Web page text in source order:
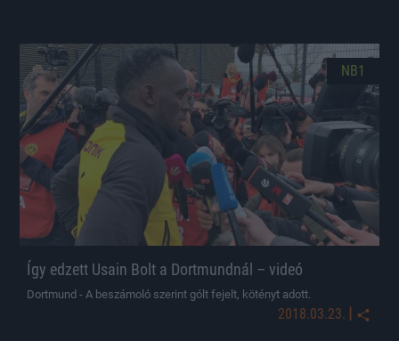
NB1
Így edzett Usain Bolt a Dortmundnál – videó
Dortmund - A beszámoló szerint gólt fejelt, kötényt adott.
2018.03.23. |